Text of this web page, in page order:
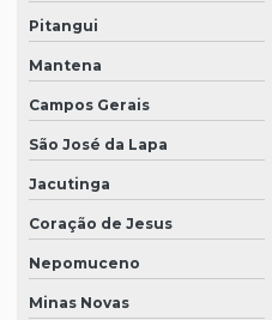
Pitangui
Mantena
Campos Gerais
São José da Lapa
Jacutinga
Coração de Jesus
Nepomuceno
Minas Novas